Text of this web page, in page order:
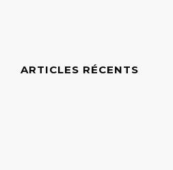
ARTICLES RÉCENTS